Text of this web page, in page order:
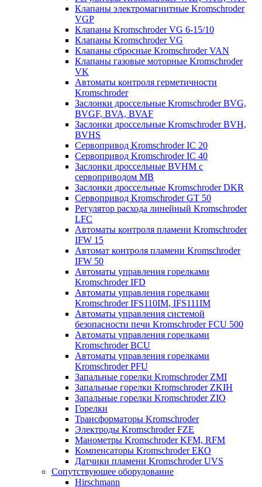
Клапаны электромагнитные Kromschroder
VGP
Клапаны Kromschroder VG 6-15/10
Клапаны Kromschroder VG
Клапаны сбросные Kromschroder VAN
Клапаны газовые моторные Kromschroder
VK
Автоматы контроля герметичности
Kromschroder
Заслонки дроссельные Kromschroder BVG,
BVGF, BVA, BVAF
Заслонки дроссельные Kromschroder BVH,
BVHS
Сервопривод Kromschroder IC 20
Сервопривод Kromschroder IC 40
Заслонки дроссельные BVHM с
сервоприводом МВ
Заслонки дроссельные Kromschroder DKR
Cервопривод Kromschroder GT 50
Регулятор расхода линейный Kromschroder
LFC
Автоматы контроля пламени Kromschroder
IFW 15
Автомат контроля пламени Kromschroder
IFW 50
Автоматы управления горелками
Kromschroder IFD
Автоматы управления горелками
Kromschroder IFS110IM, IFS111IM
Автоматы управления системой
безопасности печи Kromschroder FCU 500
Автоматы управления горелками
Kromschroder BCU
Автоматы управления горелками
Kromschroder PFU
Запальные горелки Kromschroder ZМI
Запальные горелки Kromschroder ZKIH
Запальные горелки Kromschroder ZIO
Горелки
Трансформаторы Kromschroder
Электроды Kromschroder FZE
Манометры Kromschroder KFM, RFM
Компенсаторы Kromschroder ЕКО
Датчики пламени Kromschroder UVS
Сопутствующее оборудование
Hirschmann